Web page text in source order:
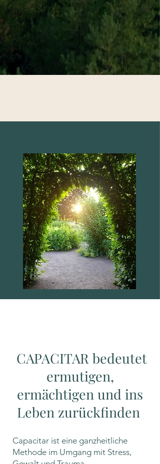
CAPACITAR bedeutet
ermutigen,
ermächtigen und ins
Leben zurückfinden
Capacitar ist eine ganzheitliche
Methode im Umgang mit Stress,